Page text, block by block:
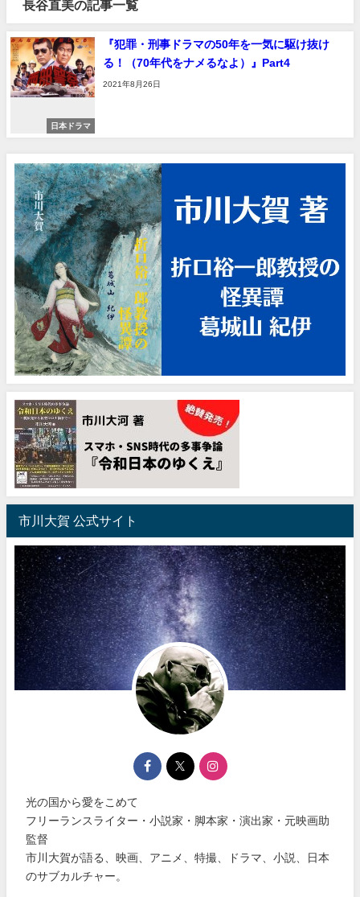
長谷直美の記事一覧
日本ドラマ
『犯罪・刑事ドラマの50年を一気に駆け抜け
る！（70年代をナメるなよ）』Part4
2021年8月26日
市川大賀 公式サイト
光の国から愛をこめて
フリーランスライター・小説家・脚本家・演出家・元映画助
監督
市川大賀が語る、映画、アニメ、特撮、ドラマ、小説、日本
のサブカルチャー。